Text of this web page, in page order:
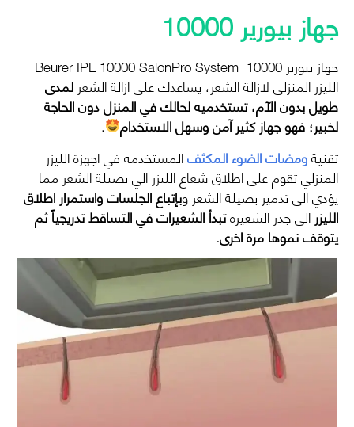
جهاز بيورير 10000
جهاز بيورير 10000 Beurer IPL 10000 SalonPro System
الليزر المنزلي لازالة الشعر، يساعدك على ازالة الشعر لمدى
طويل بدون الآم، تستخدميه لحالك في المنزل دون الحاجة
لخبير؛ فهو جهاز كثير آمن وسهل الاستخدام
.
تقنيةومضات الضوء المكثفالمستخدمه في اجهزة الليزر
المنزلي تقوم على اطلاق شعاع الليزر الي بصيلة الشعر مما
يؤدي الى تدمير بصيلة الشعر وبإتباع الجلسات واستمرار اطلاق
الليزرالى جذر الشعيرةتبدأ الشعيرات في التساقط تدريجياً ثم
يتوقف نموها مرة اخرى.